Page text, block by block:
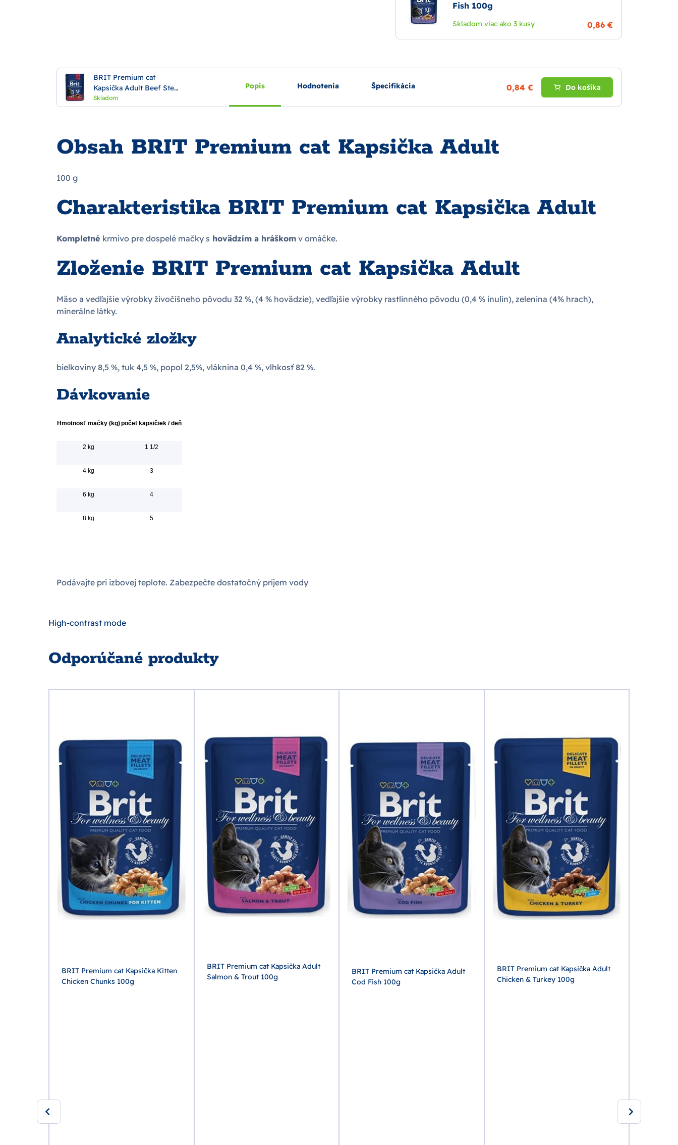
Fish 100g
Skladom viac ako 3 kusy 0,86 €
BRIT Premium cat
Kapsička Adult Beef Stew
& Peas 100g
Skladom
Popis Hodnotenia Špecifikácia 0,84 € Do košíka
Obsah BRIT Premium cat Kapsička Adult
100 g
Charakteristika BRIT Premium cat Kapsička Adult
Kompletné krmivo pre dospelé mačky s hovädzím a hráškom v omáčke.
Zloženie BRIT Premium cat Kapsička Adult
Mäso a vedľajšie výrobky živočíšneho pôvodu 32 %, (4 % hovädzie), vedľajšie výrobky rastlinného pôvodu (0,4 % inulín), zelenina (4% hrach),
minerálne látky.
Analytické zložky
bielkoviny 8,5 %, tuk 4,5 %, popol 2,5%, vláknina 0,4 %, vlhkosť 82 %.
Dávkovanie
Hmotnosť mačky (kg)počet kapsičiek / deň
2 kg 1 1/2
4 kg 3
6 kg 4
8 kg 5
Podávajte pri izbovej teplote. Zabezpečte dostatočný príjem vody
High-contrast mode
Odporúčané produkty
BRIT Premium cat Kapsička Kitten
Chicken Chunks 100g
BRIT Premium cat Kapsička Adult
Salmon & Trout 100g
BRIT Premium cat Kapsička Adult
Cod Fish 100g
BRIT Premium cat Kapsička Adult
Chicken & Turkey 100g